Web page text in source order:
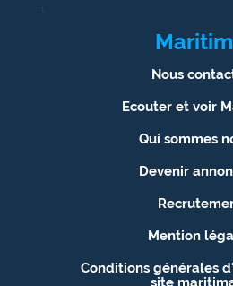
1
Nous
Ecouter et voir
Qui sommes
Devenir
Mention
Conditions générales
site